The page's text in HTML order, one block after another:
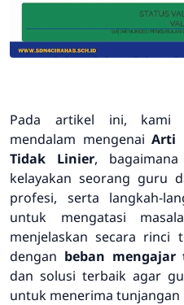
Pada artikel ini, kami
mendalam mengenai Arti
Tidak Linier,
kelayakan seorang guru
profesi, serta langkah-
untuk mengatasi
menjelaskan secara rinci
dengan beban
dan solusi terbaik agar
untuk menerima tunjangan